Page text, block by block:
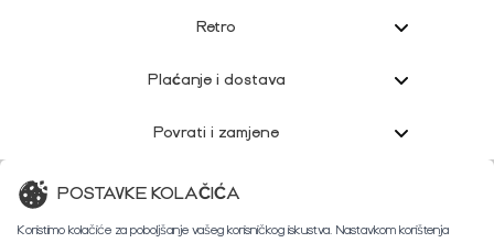
Retro
Plaćanje i dostava
Povrati i zamjene
Korisnička podrška
POSTAVKE KOLAČIĆA
Koristimo kolačiće za poboljšanje vašeg korisničkog iskustva. Nastavkom korištenja